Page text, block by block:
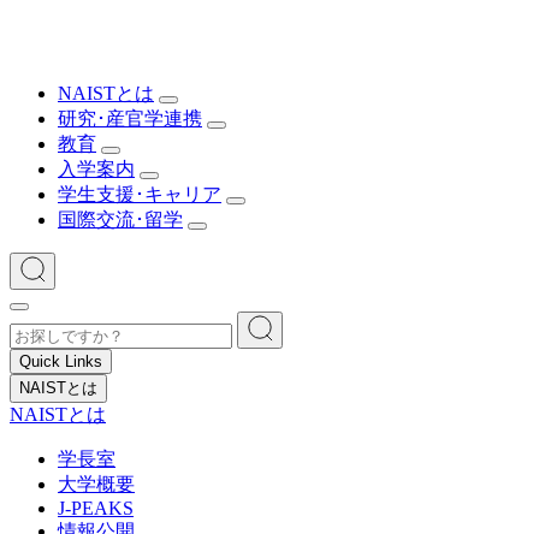
NAISTとは
研究･産官学連携
教育
入学案内
学生支援･キャリア
国際交流･留学
Quick Links
NAISTとは
NAISTとは
学長室
大学概要
J-PEAKS